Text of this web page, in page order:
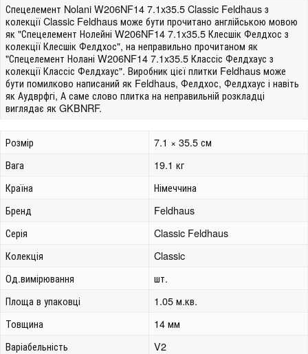
Спецелемент Nolani W206NF14 7.1x35.5 Classic Feldhaus з
колекції Classic Feldhaus може бути прочитано англійською мовою
як "Спецелемент Нолейні W206NF14 7.1x35.5 Клесшік Фелдхос з
колекції Клесшік Фелдхос", на неправильно прочитаном як
"Спецелемент Нолані W206NF14 7.1x35.5 Классіс Фелдхаус з
колекції Классіс Фелдхаус". Виробник цієї плитки Feldhaus може
бути помилково написаний як Feldhaus, Фелдхос, Фелдхаус і навіть
як Аудврфгі, А саме слово плитка на неправильній розкладці
виглядає як GKBNRF.
Розмір
7.1 × 35.5 см
Вага
19.1 кг
Країна
Німеччина
Бренд
Feldhaus
Серія
Classic Feldhaus
Колекція
Classic
Од.вимірювання
шт.
Площа в упаковці
1.05 м.кв.
Товщина
14 мм
Варіабельність
V2